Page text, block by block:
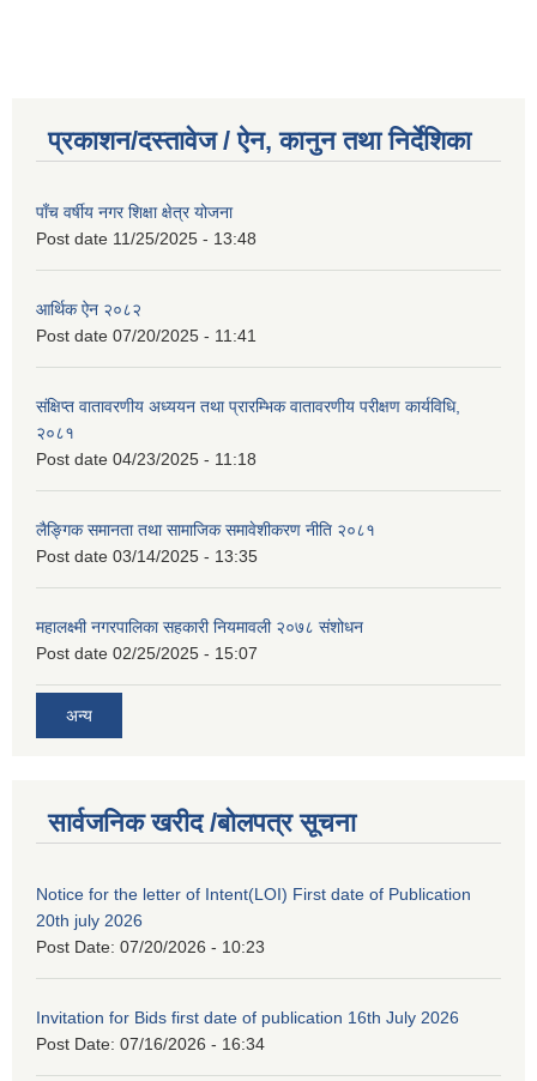
प्रकाशन/दस्तावेज / ऐन, कानुन तथा निर्देशिका
पाँच वर्षीय नगर शिक्षा क्षेत्र योजना
Post date 11/25/2025 - 13:48
आर्थिक ऐन २०८२
Post date 07/20/2025 - 11:41
संक्षिप्त वातावरणीय अध्ययन तथा प्रारम्भिक वातावरणीय परीक्षण कार्यविधि,
२०८१
Post date 04/23/2025 - 11:18
लैङ्गिक समानता तथा सामाजिक समावेशीकरण नीति २०८१
Post date 03/14/2025 - 13:35
महालक्ष्मी नगरपालिका सहकारी नियमावली २०७८ संशोधन
Post date 02/25/2025 - 15:07
अन्य
सार्वजनिक खरीद /बोलपत्र सूचना
Notice for the letter of Intent(LOI) First date of Publication
20th july 2026
Post Date: 07/20/2026 - 10:23
Invitation for Bids first date of publication 16th July 2026
Post Date: 07/16/2026 - 16:34